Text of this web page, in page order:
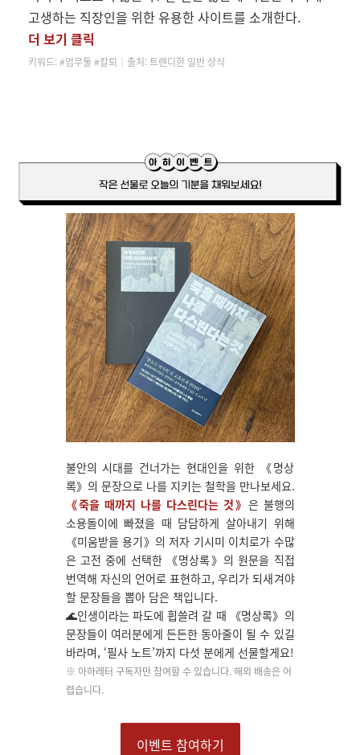
고생하는 직장인을 위한 유용한 사이트를 소개한다.
더 보기 클릭
키워드:#업무툴 #칼퇴│ 출처: 트렌디한 일반 상식
불안의 시대를 건너가는 현대인을 위한 《명상
록》의 문장으로 나를 지키는 철학을 만나보세요.
《죽을 때까지 나를 다스린다는 것》 은 불행의
소용돌이에 빠졌을 때 담담하게 살아내기 위해
《미움받을 용기》의 저자 기시미 이치로가 수많
은 고전 중에 선택한 《명상록》의 원문을 직접
번역해 자신의 언어로 표현하고, 우리가 되새겨야
할 문장들을 뽑아 담은 책입니다.
🌊인생이라는 파도에 휩쓸려 갈 때 《명상록》의
문장들이 여러분에게 든든한 동아줄이 될 수 있길
바라며, ‘필사 노트’까지 다섯 분에게 선물할게요!
※ 아하레터 구독자만 참여할 수 있습니다. 해외 배송은 어
렵습니다.
이벤트 참여하기